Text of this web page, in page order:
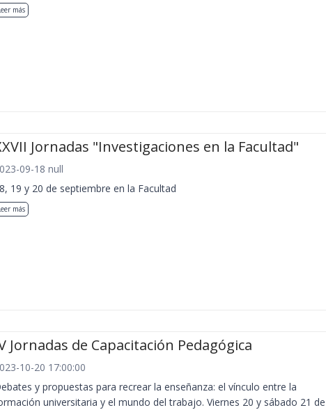
más
Jornadas "Investigaciones en la Facultad"
09-18 null
19 y 20 de septiembre en la Facultad
más
Jornadas de Capacitación Pedagógica
10-20 17:00:00
y propuestas para recrear la enseñanza: el vínculo entre la
universitaria y el mundo del trabajo. Viernes 20 y sábado 21 de